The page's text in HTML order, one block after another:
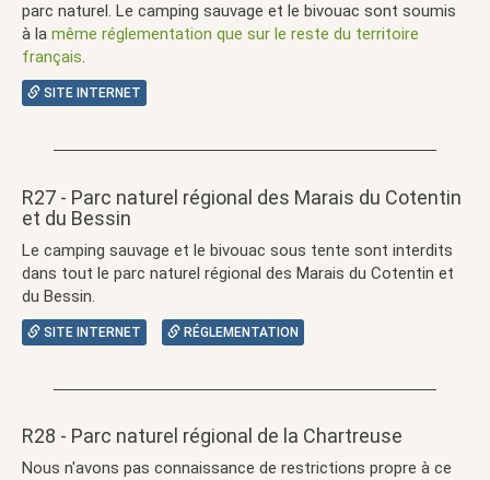
parc naturel. Le camping sauvage et le bivouac sont soumis
à la même réglementation que sur le reste du territoire
français.
SITE INTERNET
R27 - Parc naturel régional des Marais du Cotentin
et du Bessin
Le camping sauvage et le bivouac sous tente sont interdits
dans tout le parc naturel régional des Marais du Cotentin et
du Bessin.
SITE INTERNET RÉGLEMENTATION
R28 - Parc naturel régional de la Chartreuse
Nous n'avons pas connaissance de restrictions propre à ce